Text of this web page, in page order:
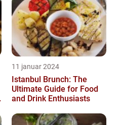
11 januar 2024
Istanbul Brunch: The
Ultimate Guide for Food
and Drink Enthusiasts